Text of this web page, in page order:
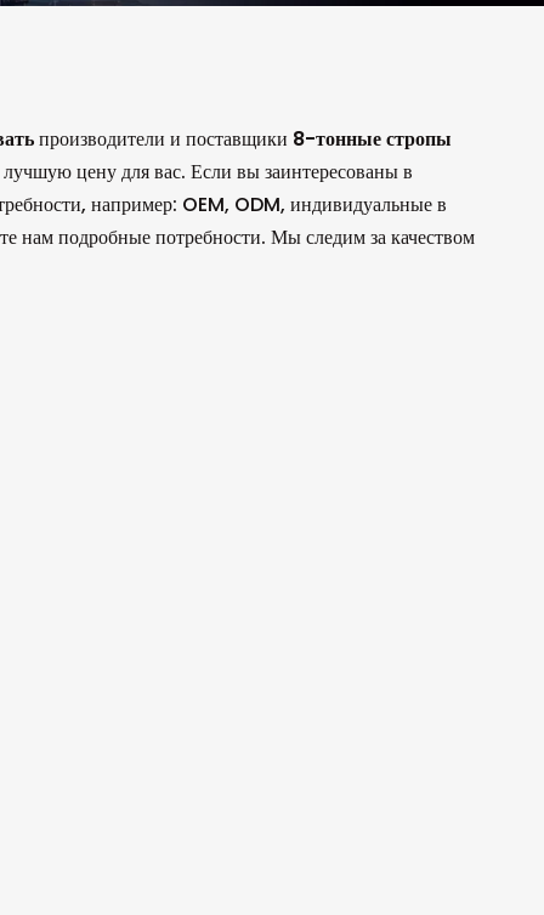
производители и поставщики 8-тонные стропы
цену для вас. Если вы заинтересованы в
например: OEM, ODM, индивидуальные в
нам подробные потребности. Мы следим за качеством